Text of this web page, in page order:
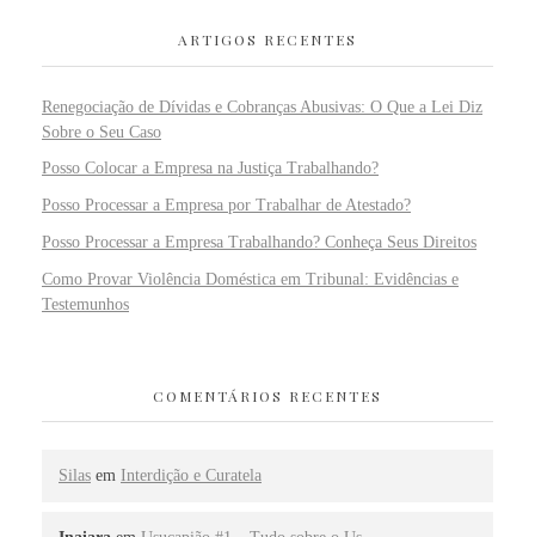
ARTIGOS RECENTES
Renegociação de Dívidas e Cobranças Abusivas: O Que a Lei Diz
Sobre o Seu Caso
Posso Colocar a Empresa na Justiça Trabalhando?
Posso Processar a Empresa por Trabalhar de Atestado?
Posso Processar a Empresa Trabalhando? Conheça Seus Direitos
Como Provar Violência Doméstica em Tribunal: Evidências e
Testemunhos
COMENTÁRIOS RECENTES
Silas em Interdição e Curatela